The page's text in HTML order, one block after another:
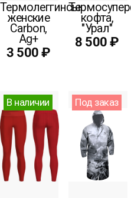
Термолеггинсы
женские
Carbon,
Ag+
3 500 ₽
кофта,
"Урал"
8 500 ₽
В наличии Под заказ